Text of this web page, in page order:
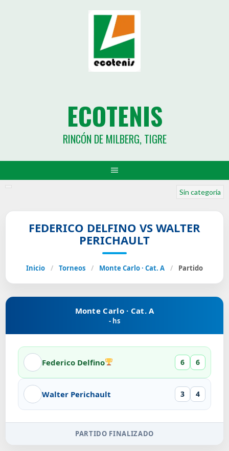
ECOTENIS
RINCÓN DE MILBERG, TIGRE
Sin categoría
FEDERICO DELFINO VS WALTER
PERICHAULT
Inicio / Torneos / Monte Carlo · Cat. A / Partido
Monte Carlo · Cat. A
- hs
Federico Delfino 6 6
Walter Perichault 3 4
PARTIDO FINALIZADO